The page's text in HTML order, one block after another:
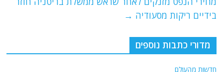
k
בידיים ריקות מסעודיה →
מדורי כתבות נוספים
חדשות מהעולם